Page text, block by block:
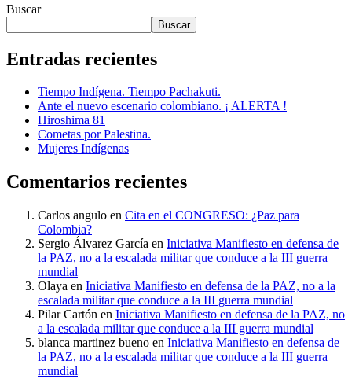
Buscar
Buscar
Entradas recientes
Tiempo Indígena. Tiempo Pachakuti.
Ante el nuevo escenario colombiano. ¡ ALERTA !
Hiroshima 81
Cometas por Palestina.
Mujeres Indígenas
Comentarios recientes
Carlos angulo en Cita en el CONGRESO: ¿Paz para
Colombia?
Sergio Álvarez García en Iniciativa Manifiesto en defensa de
la PAZ, no a la escalada militar que conduce a la III guerra
mundial
Olaya en Iniciativa Manifiesto en defensa de la PAZ, no a la
escalada militar que conduce a la III guerra mundial
Pilar Cartón en Iniciativa Manifiesto en defensa de la PAZ, no
a la escalada militar que conduce a la III guerra mundial
blanca martinez bueno en Iniciativa Manifiesto en defensa de
la PAZ, no a la escalada militar que conduce a la III guerra
mundial